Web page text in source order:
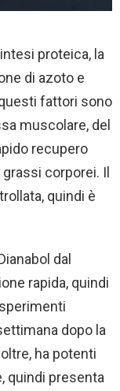
proteica, la
di azoto e
fattori sono
muscolare, del
recupero
corporei. Il
quindi è
dal
rapida, quindi
dopo la
ha potenti
quindi presenta